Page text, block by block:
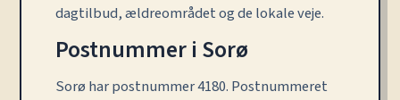
dagtilbud, ældreområdet og de lokale veje.
Postnummer i Sorø
Sorø har postnummer 4180. Postnummeret